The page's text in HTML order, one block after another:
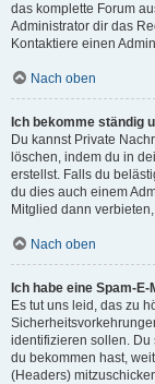
das komplette Forum
Administrator dir das
Kontaktiere einen
Nach oben
Ich bekomme ständig
Du kannst Private
löschen, indem du in
erstellst. Falls du
du dies auch einem
Mitglied dann
Nach oben
Ich habe eine Spam-
Es tut uns leid, das zu
identifizieren sollen. Du
du bekommen hast,
(Headers)